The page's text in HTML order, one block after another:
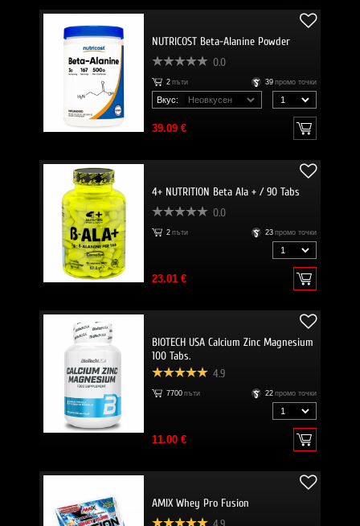
NUTRICOST Beta-Alanine Powder
0.0
2 пъти 39 промо точки
Вкус:
39.09 €
4+ NUTRITION Beta Ala + / 90 Tabs
0.0
2 пъти 23 промо точки
23.01 €
BIOTECH USA Calcium Zinc Magnesium
100 Tabs.
4.9
7700 пъти 22 промо точки
11.00 €
AMIX Whey Pro Fusion